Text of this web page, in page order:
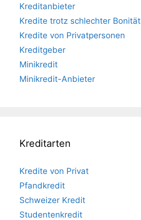
Kreditanbieter
Kredite trotz schlechter Bonität
Kredite von Privatpersonen
Kreditgeber
Minikredit
Minikredit-Anbieter
Kreditarten
Kredite von Privat
Pfandkredit
Schweizer Kredit
Studentenkredit